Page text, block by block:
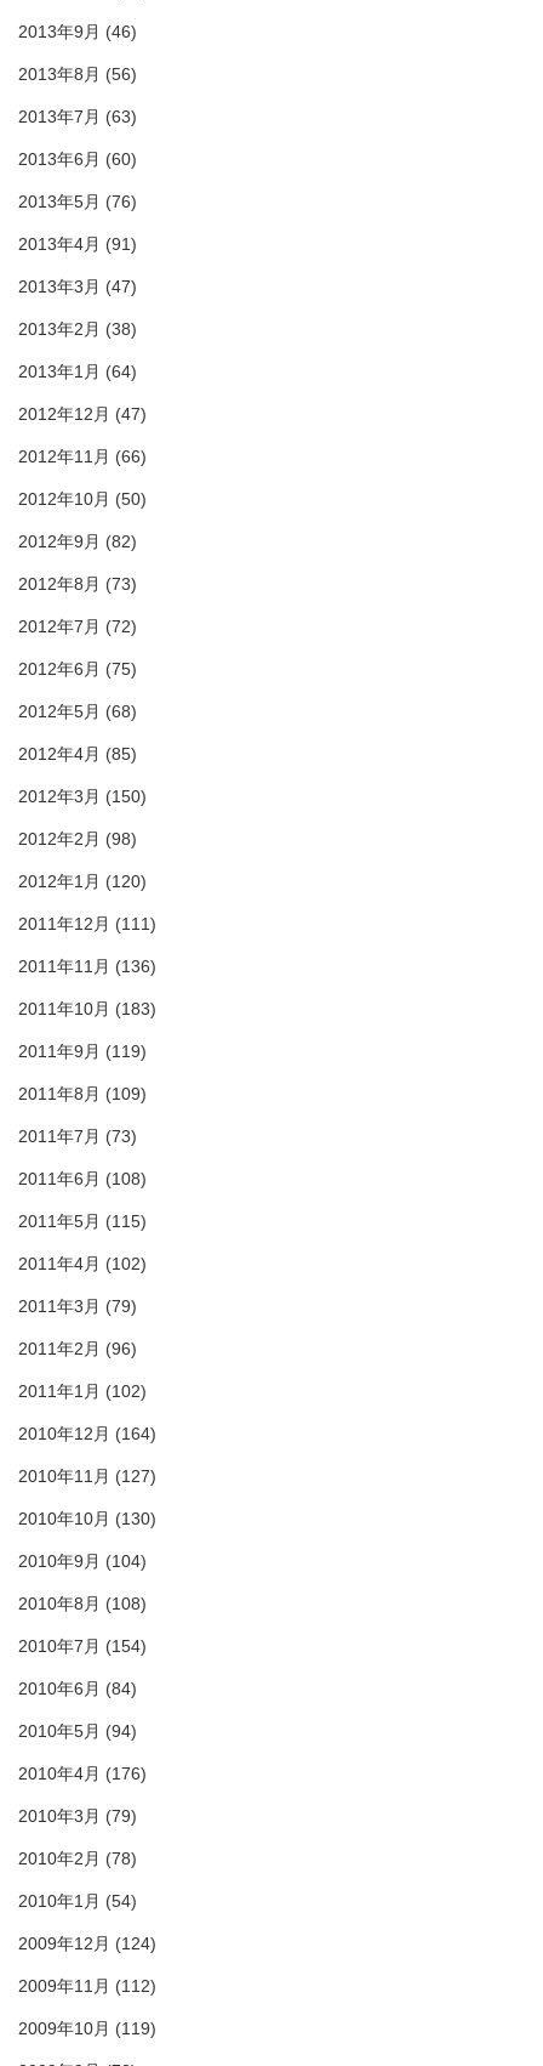
2013年9月 (46)
2013年8月 (56)
2013年7月 (63)
2013年6月 (60)
2013年5月 (76)
2013年4月 (91)
2013年3月 (47)
2013年2月 (38)
2013年1月 (64)
2012年12月 (47)
2012年11月 (66)
2012年10月 (50)
2012年9月 (82)
2012年8月 (73)
2012年7月 (72)
2012年6月 (75)
2012年5月 (68)
2012年4月 (85)
2012年3月 (150)
2012年2月 (98)
2012年1月 (120)
2011年12月 (111)
2011年11月 (136)
2011年10月 (183)
2011年9月 (119)
2011年8月 (109)
2011年7月 (73)
2011年6月 (108)
2011年5月 (115)
2011年4月 (102)
2011年3月 (79)
2011年2月 (96)
2011年1月 (102)
2010年12月 (164)
2010年11月 (127)
2010年10月 (130)
2010年9月 (104)
2010年8月 (108)
2010年7月 (154)
2010年6月 (84)
2010年5月 (94)
2010年4月 (176)
2010年3月 (79)
2010年2月 (78)
2010年1月 (54)
2009年12月 (124)
2009年11月 (112)
2009年10月 (119)